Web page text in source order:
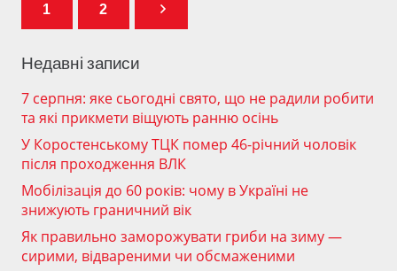
1 2
Недавні записи
7 серпня: яке сьогодні свято, що не радили робити
та які прикмети віщують ранню осінь
У Коростенському ТЦК помер 46-річний чоловік
після проходження ВЛК
Мобілізація до 60 років: чому в Україні не
знижують граничний вік
Як правильно заморожувати гриби на зиму —
сирими, відвареними чи обсмаженими